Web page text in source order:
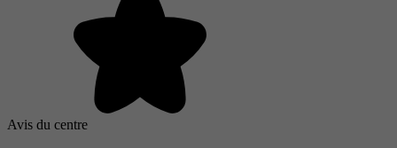
Avis du centre